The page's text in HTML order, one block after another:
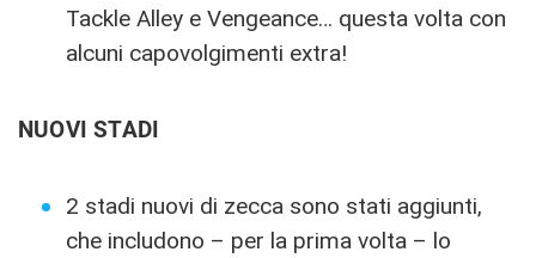
Tackle Alley e Vengeance… questa volta con
alcuni capovolgimenti extra!
NUOVI STADI
2 stadi nuovi di zecca sono stati aggiunti,
che includono – per la prima volta – lo